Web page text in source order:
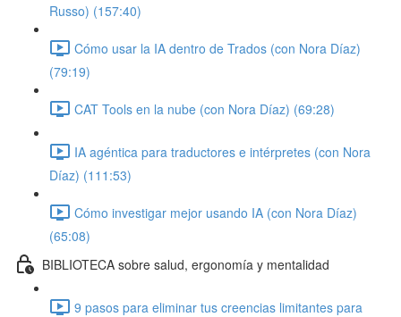
Russo) (157:40)
Cómo usar la IA dentro de Trados (con Nora Díaz)
(79:19)
CAT Tools en la nube (con Nora Díaz) (69:28)
IA agéntica para traductores e intérpretes (con Nora
Díaz) (111:53)
Cómo investigar mejor usando IA (con Nora Díaz)
(65:08)
BIBLIOTECA sobre salud, ergonomía y mentalidad
9 pasos para eliminar tus creencias limitantes para